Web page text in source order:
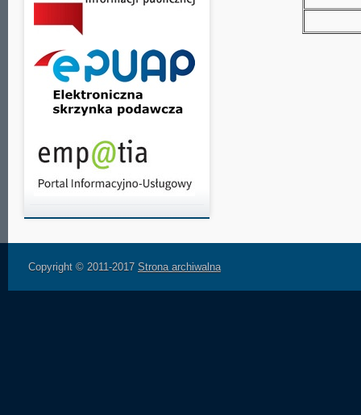
Copyright © 2011-2017 Strona archiwalna